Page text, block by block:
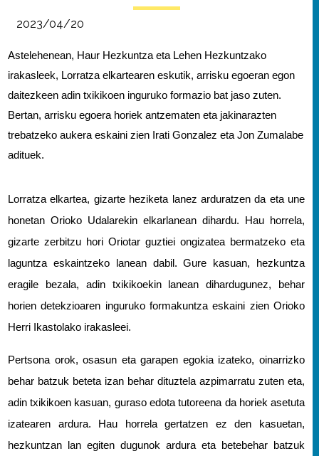
2023/04/20
Astelehenean, Haur Hezkuntza eta Lehen Hezkuntzako
irakasleek, Lorratza elkartearen eskutik, arrisku egoeran egon
daitezkeen adin txikikoen inguruko formazio bat jaso zuten.
Bertan, arrisku egoera horiek antzematen eta jakinarazten
trebatzeko aukera eskaini zien Irati Gonzalez eta Jon Zumalabe
adituek.
Lorratza elkartea, gizarte heziketa lanez arduratzen da eta une
honetan Orioko Udalarekin elkarlanean dihardu. Hau horrela,
gizarte zerbitzu hori Oriotar guztiei ongizatea bermatzeko eta
laguntza eskaintzeko lanean dabil. Gure kasuan, hezkuntza
eragile bezala, adin txikikoekin lanean dihardugunez, behar
horien detekzioaren inguruko formakuntza eskaini zien Orioko
Herri Ikastolako irakasleei.
Pertsona orok, osasun eta garapen egokia izateko, oinarrizko
behar batzuk beteta izan behar dituztela azpimarratu zuten eta,
adin txikikoen kasuan, guraso edota tutoreena da horiek asetuta
izatearen ardura. Hau horrela gertatzen ez den kasuetan,
hezkuntzan lan egiten dugunok ardura eta betebehar batzuk